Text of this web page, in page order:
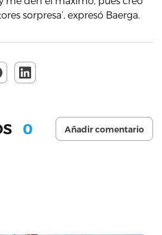
sorpresa’, expresó Baerga.
0 Añadir comentario